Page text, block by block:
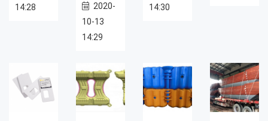
14:28
2020-
10-13
14:29
14:30